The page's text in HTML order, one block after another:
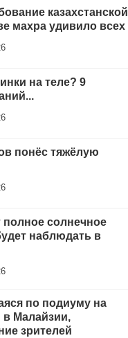
казахстанской
махра удивило всех
на теле? 9
понёс тяжёлую
солнечное
наблюдать в
по подиуму на
в Малайзии,
зрителей